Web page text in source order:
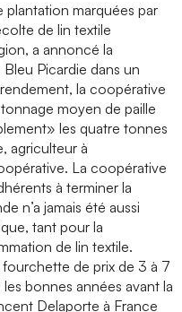
plantation marquées par
de lin textile
a annoncé la
Picardie dans un
la coopérative
moyen de paille
les quatre tonnes
agriculteur à
La coopérative
à terminer la
n’a jamais été aussi
tant pour la
de lin textile.
de prix de 3 à 7
bonnes années avant la
Delaporte à France